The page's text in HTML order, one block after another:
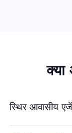
स्थिर आवासीय